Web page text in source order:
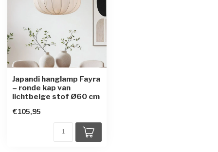
Japandi hanglamp Fayra
– ronde kap van
lichtbeige stof Ø60 cm
€105,95